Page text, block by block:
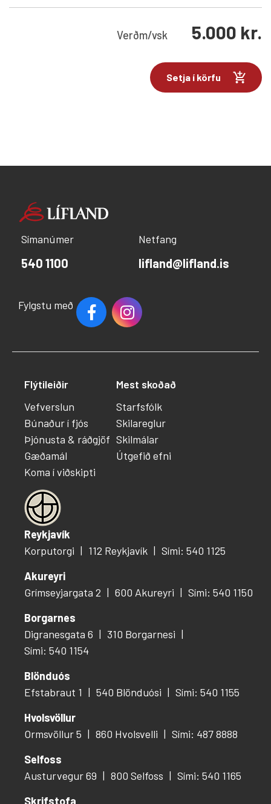
Verðm/vsk 5.000 kr.
Setja í körfu
Símanúmer
540 1100
Netfang
lifland@lifland.is
Fylgstu með
Reykjavík
Korputorgi
112 Reykjavík
Sími: 540 1125
Akureyri
Grímseyjargata 2
600 Akureyri
Sími: 540 1150
Borgarnes
Digranesgata 6
310 Borgarnesi
Sími: 540 1154
Blönduós
Efstabraut 1
540 Blönduósi
Sími: 540 1155
Hvolsvöllur
Ormsvöllur 5
860 Hvolsvelli
Sími: 487 8888
Selfoss
Austurvegur 69
800 Selfoss
Sími: 540 1165
Skrifstofa
Flýtileiðir
Vefverslun
Búnaður í fjós
Þjónusta & ráðgjöf
Gæðamál
Koma í viðskipti
Mest skoðað
Starfsfólk
Skilareglur
Skilmálar
Útgefið efni